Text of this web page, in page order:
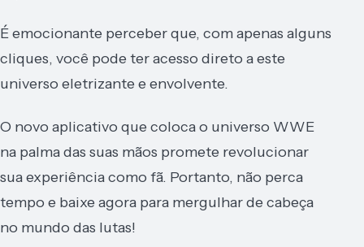
É emocionante perceber que, com apenas alguns
cliques, você pode ter acesso direto a este
universo eletrizante e envolvente.
O novo aplicativo que coloca o universo WWE
na palma das suas mãos promete revolucionar
sua experiência como fã. Portanto, não perca
tempo e baixe agora para mergulhar de cabeça
no mundo das lutas!